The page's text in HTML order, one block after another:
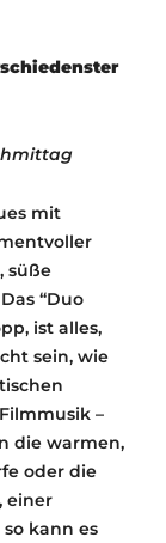
mit
süße
“Duo
ist alles,
sein, wie
–
die warmen,
oder die
einer
kann es